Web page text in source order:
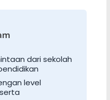
dari sekolah
level